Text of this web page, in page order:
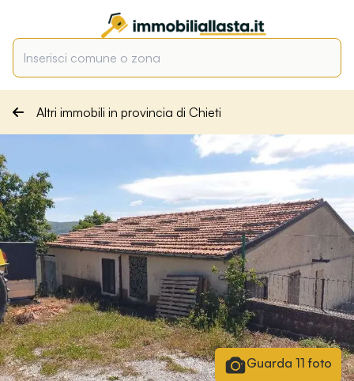
Altri immobili in provincia di Chieti
Guarda 11 foto